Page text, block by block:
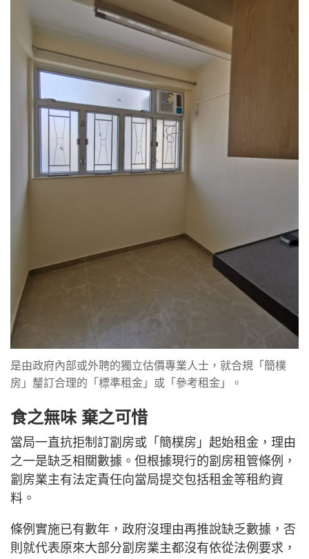
是由政府內部或外聘的獨立估價專業人士，就合規「簡樸
房」釐訂合理的「標準租金」或「參考租金」。
食之無味 棄之可惜
當局一直抗拒制訂劏房或「簡樸房」起始租金，理由
之一是缺乏相關數據。但根據現行的劏房租管條例，
劏房業主有法定責任向當局提交包括租金等租約資
料。
條例實施已有數年，政府沒理由再推說缺乏數據，否
則就代表原來大部分劏房業主都沒有依從法例要求，